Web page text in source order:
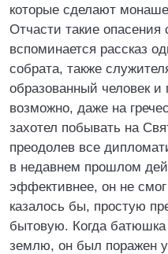
которые сделают
Отчасти такие
вспоминается рассказ
собрата, также
образованный человек и
возможно, даже на
захотел побывать на
преодолев все
в недавнем прошлом
эффективнее, он не
казалось бы, простую
бытовую. Когда батюшка
землю, он был поражен